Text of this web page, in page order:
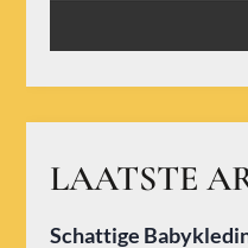
LAATSTE
Schattige